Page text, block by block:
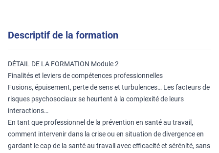
Descriptif de la formation
DÉTAIL DE LA FORMATION Module 2
Finalités et leviers de compétences professionnelles
Fusions, épuisement, perte de sens et turbulences… Les facteurs de
risques psychosociaux se heurtent à la complexité de leurs
interactions…
En tant que professionnel de la prévention en santé au travail,
comment intervenir dans la crise ou en situation de divergence en
gardant le cap de la santé au travail avec efficacité et sérénité, sans